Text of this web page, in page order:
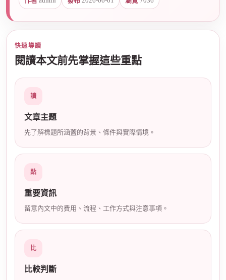
快速導讀
閱讀本文前先掌握這些重點
讀
文章主題
先了解標題所涵蓋的背景、條件與實際情境。
點
重要資訊
留意內文中的費用、流程、工作方式與注意事項。
比
比較判斷